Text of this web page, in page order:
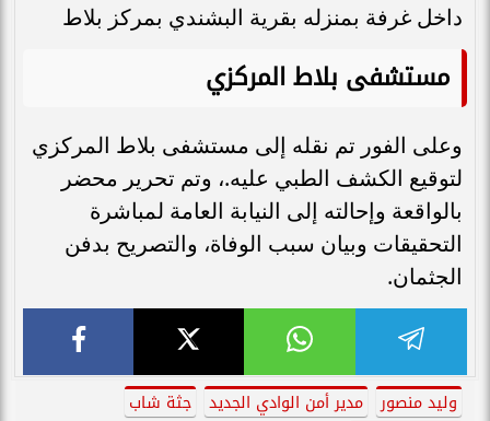
داخل غرفة بمنزله بقرية البشندي بمركز بلاط
مستشفى بلاط المركزي
وعلى الفور تم نقله إلى مستشفى بلاط المركزي
لتوقيع الكشف الطبي عليه.، وتم تحرير محضر
بالواقعة وإحالته إلى النيابة العامة لمباشرة
التحقيقات وبيان سبب الوفاة، والتصريح بدفن
الجثمان.
وليد منصور مدير أمن الوادي الجديد
جثة شاب